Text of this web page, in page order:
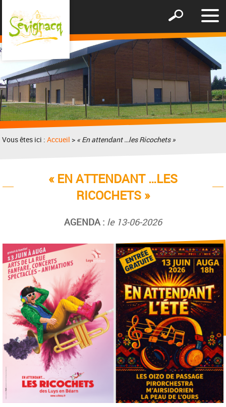
le
Afficher
formulaire
de
recherche
Vous êtes ici :Accueil > « En attendant …les Ricochets »
« EN ATTENDANT …LES
RICOCHETS »
AGENDA : le 13-06-2026